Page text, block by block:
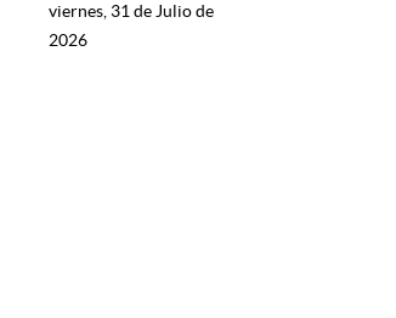
viernes, 31 de Julio de
2026